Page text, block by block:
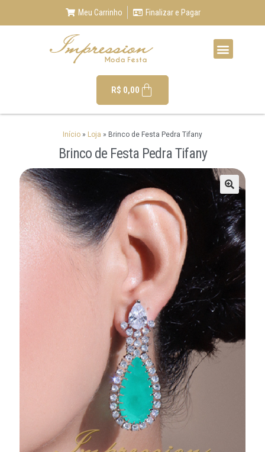
Meu Carrinho Finalizar e Pagar
R$ 0,00
Início » Loja » Brinco de Festa Pedra Tifany
Brinco de Festa Pedra Tifany
🔍